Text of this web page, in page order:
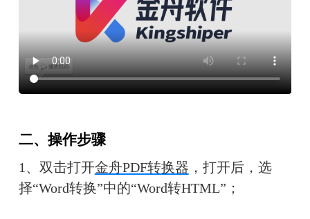
二、操作步骤
1、双击打开金舟PDF转换器 ，打开后，选
择“Word转换”中的“Word转HTML”；